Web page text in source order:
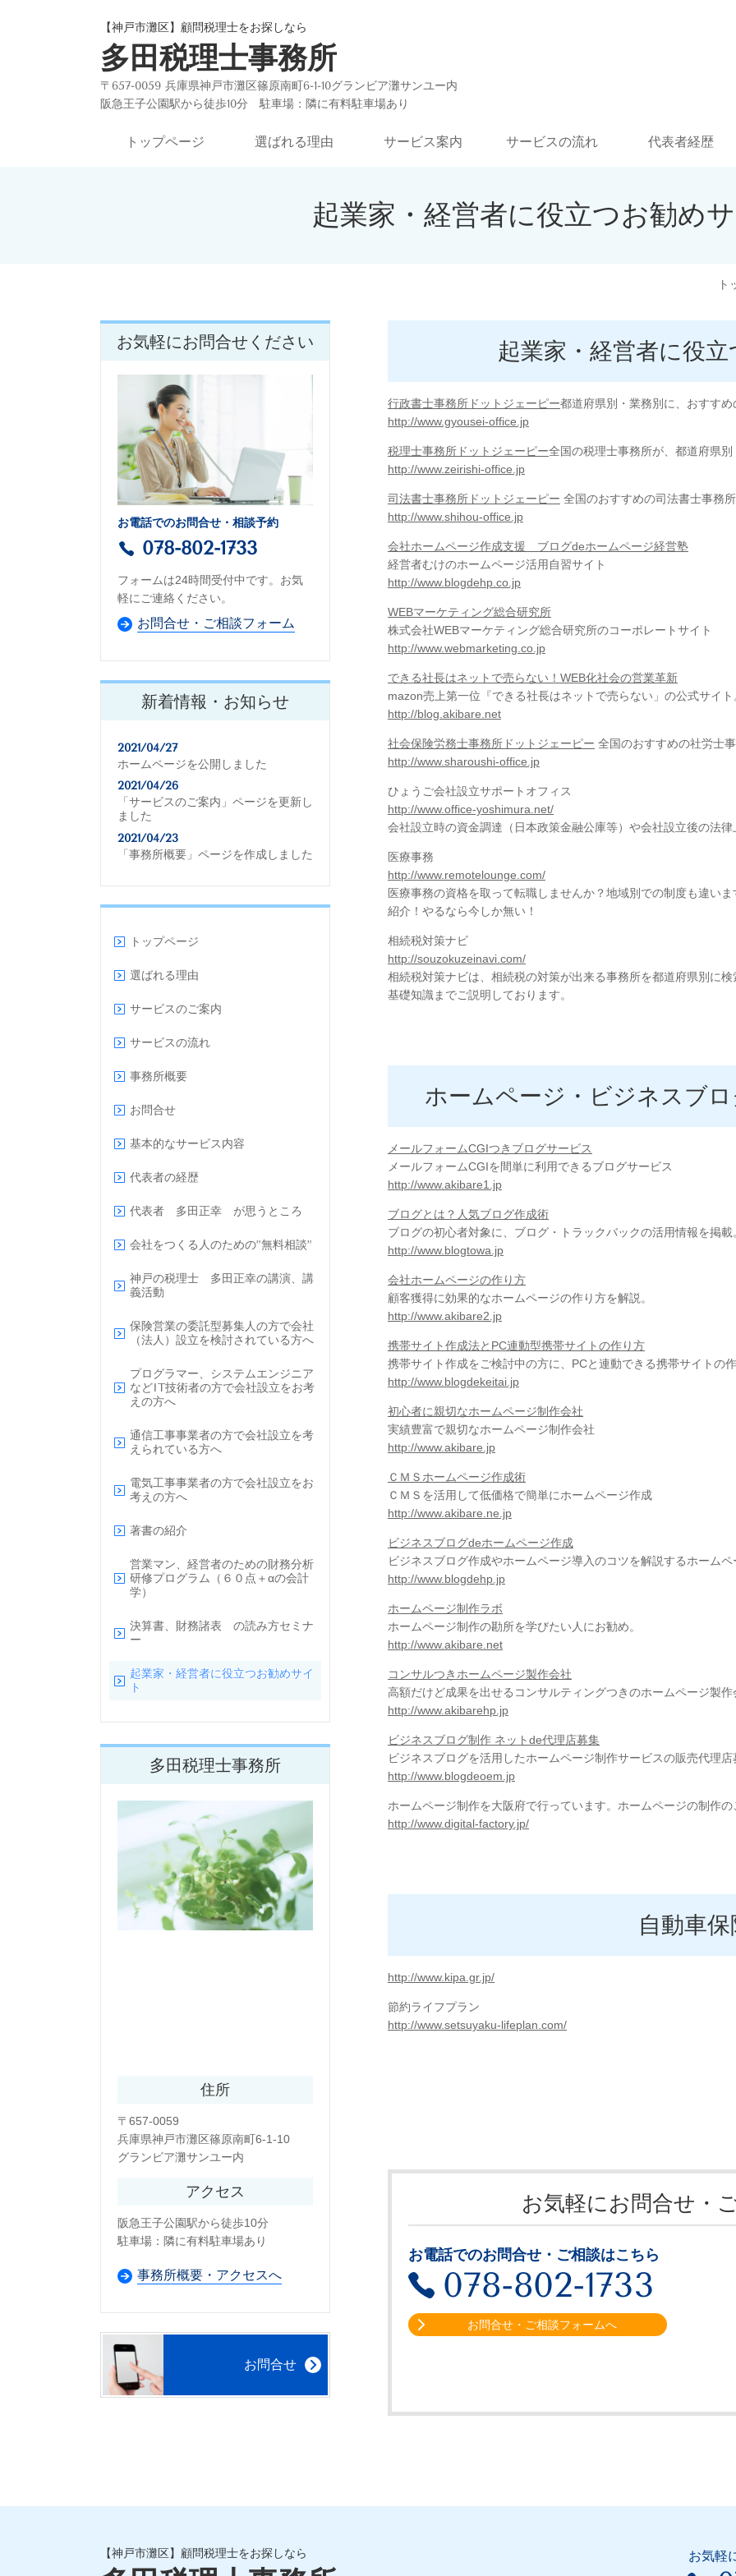
【神戸市灘区】顧問税理士をお探しなら
多田税理士事務所
〒657-0059 兵庫県神戸市灘区篠原南町6-1-10グランビア灘サンユー内
阪急王子公園駅から徒歩10分駐車場：隣に有料駐車場あり
トップページ 選ばれる理由 サービス案内 サービスの流れ 代表者経歴
起業家・経営者に役立つお勧め
ト
起業家・経営者に役
行政書士事務所ドットジェーピー都道府県別・業務別に、おすすめ
http://www.gyousei-office.jp
税理士事務所ドットジェーピー全国の税理士事務所が、都道府県別
http://www.zeirishi-office.jp
司法書士事務所ドットジェーピー 全国のおすすめの司法書士事務
http://www.shihou-office.jp
会社ホームページ作成支援 ブログdeホームページ経営塾
経営者むけのホームページ活用自習サイト
http://www.blogdehp.co.jp
WEBマーケティング総合研究所
株式会社WEBマーケティング総合研究所のコーポレートサイト
http://www.webmarketing.co.jp
できる社長はネットで売らない！WEB化社会の営業革新
mazon売上第一位『できる社長はネットで売らない」の公式サイト
http://blog.akibare.net
社会保険労務士事務所ドットジェーピー 全国のおすすめの社労士
http://www.sharoushi-office.jp
ひょうご会社設立サポートオフィス
http://www.office-yoshimura.net/
会社設立時の資金調達（日本政策金融公庫等）や会社設立後の法
医療事務
http://www.remotelounge.com/
医療事務の資格を取って転職しませんか？地域別での制度も違い
紹介！やるなら今しか無い！
相続税対策ナビ
http://souzokuzeinavi.com/
相続税対策ナビは、相続税の対策が出来る事務所を都道府県別に
基礎知識までご説明しております。
ホームページ・ビジネスブ
メールフォームCGIつきブログサービス
メールフォームCGIを間単に利用できるブログサービス
http://www.akibare1.jp
ブログとは？人気ブログ作成術
ブログの初心者対象に、ブログ・トラックバックの活用情報を掲載
http://www.blogtowa.jp
会社ホームページの作り方
顧客獲得に効果的なホームページの作り方を解説。
http://www.akibare2.jp
携帯サイト作成法とPC連動型携帯サイトの作り方
携帯サイト作成をご検討中の方に、PCと連動できる携帯サイトの
http://www.blogdekeitai.jp
初心者に親切なホームページ制作会社
実績豊富で親切なホームページ制作会社
http://www.akibare.jp
ＣＭＳホームページ作成術
ＣＭＳを活用して低価格で簡単にホームページ作成
http://www.akibare.ne.jp
ビジネスブログdeホームページ作成
ビジネスブログ作成やホームページ導入のコツを解説するホームペ
http://www.blogdehp.jp
ホームページ制作ラボ
ホームページ制作の勘所を学びたい人にお勧め。
http://www.akibare.net
コンサルつきホームページ製作会社
高額だけど成果を出せるコンサルティングつきのホームページ製作
http://www.akibarehp.jp
ビジネスブログ制作 ネットde代理店募集
ビジネスブログを活用したホームページ制作サービスの販売代理店
http://www.blogdeoem.jp
ホームページ制作を大阪府で行っています。ホームページの制作の
http://www.digital-factory.jp/
自動車保
http://www.kipa.gr.jp/
節約ライフプラン
http://www.setsuyaku-lifeplan.com/
お気軽にお問合せ・
お電話でのお問合せ・ご相談はこちら
078-802-1733
お問合せ・ご相談フォームへ
お気軽にお問合せください
お電話でのお問合せ・相談予約
078-802-1733
フォームは24時間受付中です。お気
軽にご連絡ください。
お問合せ・ご相談フォーム
新着情報・お知らせ
2021/04/27
ホームページを公開しました
2021/04/26
「サービスのご案内」ページを更新し
ました
2021/04/23
「事務所概要」ページを作成しました
トップページ
選ばれる理由
サービスのご案内
サービスの流れ
事務所概要
お問合せ
基本的なサービス内容
代表者の経歴
代表者 多田正幸 が思うところ
会社をつくる人のための”無料相談”
神戸の税理士 多田正幸の講演、講
義活動
保険営業の委託型募集人の方で会社
（法人）設立を検討されている方へ
プログラマー、システムエンジニア
などIT技術者の方で会社設立をお考
えの方へ
通信工事事業者の方で会社設立を考
えられている方へ
電気工事事業者の方で会社設立をお
考えの方へ
著書の紹介
営業マン、経営者のための財務分析
研修プログラム（６０点＋αの会計
学）
決算書、財務諸表 の読み方セミナ
ー
起業家・経営者に役立つお勧めサイ
ト
多田税理士事務所
住所
〒657-0059
兵庫県神戸市灘区篠原南町6-1-10
グランビア灘サンユー内
アクセス
阪急王子公園駅から徒歩10分
駐車場：隣に有料駐車場あり
事務所概要・アクセスへ
お問合せ
【神戸市灘区】顧問税理士をお探しなら お気軽